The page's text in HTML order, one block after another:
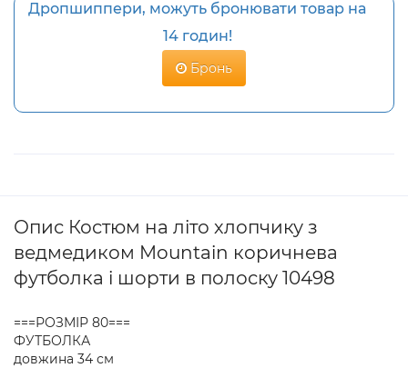
Дропшиппери, можуть бронювати товар на
14 годин!
Бронь
Опис Костюм на літо хлопчику з
ведмедиком Mountain коричнева
футболка і шорти в полоску 10498
===РОЗМІР 80===
ФУТБОЛКА
довжина 34 см